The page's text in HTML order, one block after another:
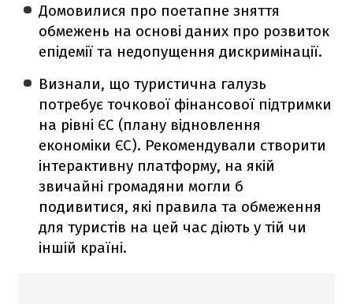
Домовилися про поетапне зняття
обмежень на основі даних про розвиток
епідемії та недопущення дискримінації.
Визнали, що туристична галузь
потребує точкової фінансової підтримки
на рівні ЄС (плану відновлення
економіки ЄС). Рекомендували створити
інтерактивну платформу, на якій
звичайні громадяни могли б
подивитися, які правила та обмеження
для туристів на цей час діють у тій чи
іншій країні.